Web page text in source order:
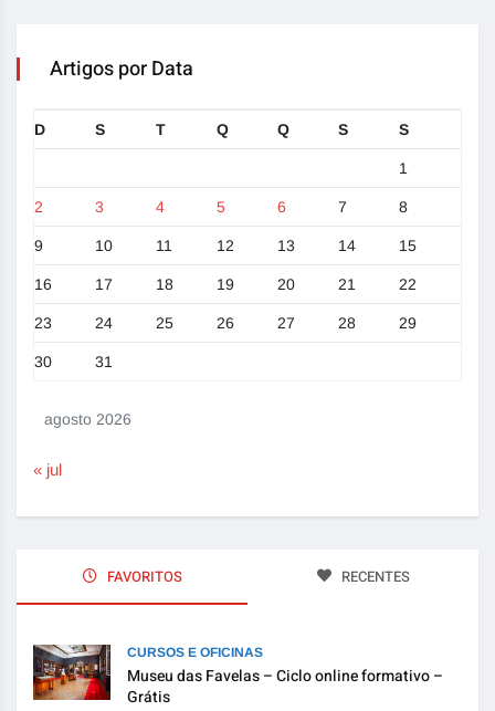
Artigos por Data
agosto 2026
D S T Q Q S S
1
2 3 4 5 6 7 8
9 10 11 12 13 14 15
16 17 18 19 20 21 22
23 24 25 26 27 28 29
30 31
« jul
FAVORITOS RECENTES
CURSOS E OFICINAS
Museu das Favelas – Ciclo online formativo –
Grátis